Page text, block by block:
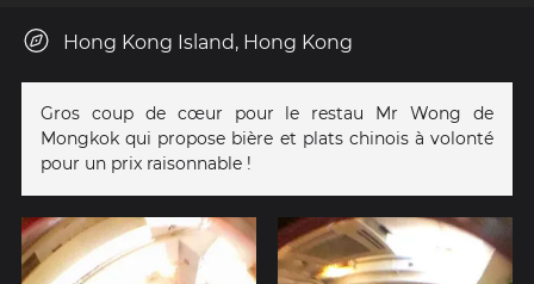
Hong Kong Island, Hong Kong
Gros coup de cœur pour le restau Mr Wong de
Mongkok qui propose bière et plats chinois à volonté
pour un prix raisonnable !